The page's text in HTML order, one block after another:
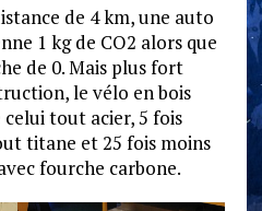
de 4 km, une auto
1 kg de CO2 alors que
de 0. Mais plus fort
le vélo en bois
tout acier, 5 fois
titane et 25 fois moins
fourche carbone.